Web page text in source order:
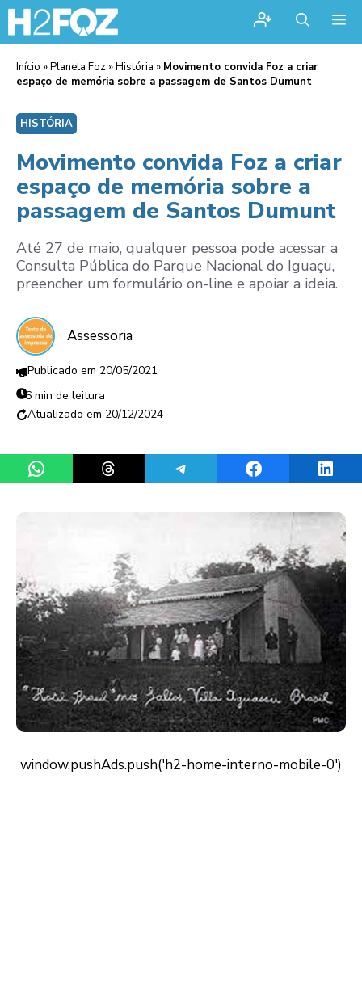
Início »Planeta Foz »História » Movimento convida Foz a criar
espaço de memória sobre a passagem de Santos Dumunt
HISTÓRIA
Movimento convida Foz a criar
espaço de memória sobre a
passagem de Santos Dumunt
Até 27 de maio, qualquer pessoa pode acessar a
Consulta Pública do Parque Nacional do Iguaçu,
preencher um formulário on-line e apoiar a ideia.
Assessoria
20/05/2021
6 min de leitura
20/12/2024
Share on WhatsAppShare on ThreadsShare on TelegramShare on Facebook